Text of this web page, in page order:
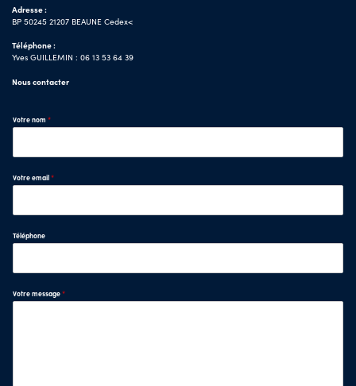
Adresse :
BP 50245 21207 BEAUNE Cedex<
Téléphone :
Yves GUILLEMIN : 06 13 53 64 39
Nous contacter
Votre nom *
Votre email*
Téléphone
Votre message*